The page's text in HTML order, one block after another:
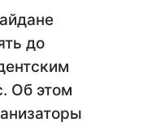
до
Об этом